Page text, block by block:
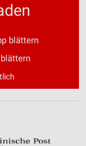
blättern